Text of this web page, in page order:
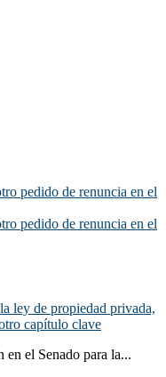
pedido de renuncia en el
pedido de renuncia en el
ley de propiedad privada,
capítulo clave
el Senado para la...